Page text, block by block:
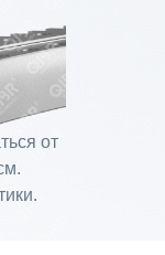
от